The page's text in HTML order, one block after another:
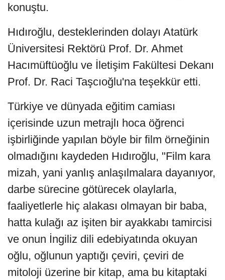
konuştu.
Hıdıroğlu, desteklerinden dolayı Atatürk
Üniversitesi Rektörü Prof. Dr. Ahmet
Hacımüftüoğlu ve İletişim Fakültesi Dekanı
Prof. Dr. Raci Taşcıoğlu'na teşekkür etti.
Türkiye ve dünyada eğitim camiası
içerisinde uzun metrajlı hoca öğrenci
işbirliğinde yapılan böyle bir film örneğinin
olmadığını kaydeden Hıdıroğlu, "Film kara
mizah, yani yanlış anlaşılmalara dayanıyor,
darbe sürecine götürecek olaylarla,
faaliyetlerle hiç alakası olmayan bir baba,
hatta kulağı az işiten bir ayakkabı tamircisi
ve onun İngiliz dili edebiyatında okuyan
oğlu, oğlunun yaptığı çeviri, çeviri de
mitoloji üzerine bir kitap, ama bu kitaptaki